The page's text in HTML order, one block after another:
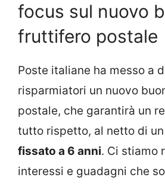
focus sul nuovo
fruttifero postale
Poste italiane ha messo a
risparmiatori un nuovo
postale, che garantirà un
tutto rispetto, al netto di un
fissato a 6 anni. Ci stiamo
interessi e guadagni che